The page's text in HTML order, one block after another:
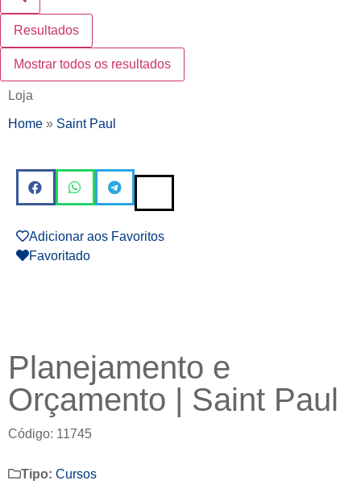
Resultados
Mostrar todos os resultados
Loja
Home » Saint Paul
Adicionar aos Favoritos
Favoritado
Planejamento e
Orçamento | Saint Paul
Código: 11745
Tipo: Cursos